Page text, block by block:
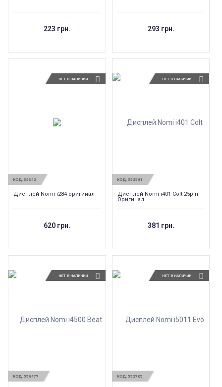
223 грн. 293 грн.
НЕТ В НАЛИЧИИ
КОД: 35342
Дисплей Nomi i284 оригинал
620 грн.
НЕТ В НАЛИЧИИ
КОД: 552581
Дисплей Nomi i401 Colt 25pin
Оригинал
381 грн.
НЕТ В НАЛИЧИИ
КОД: 558477
НЕТ В НАЛИЧИИ
КОД: 552705